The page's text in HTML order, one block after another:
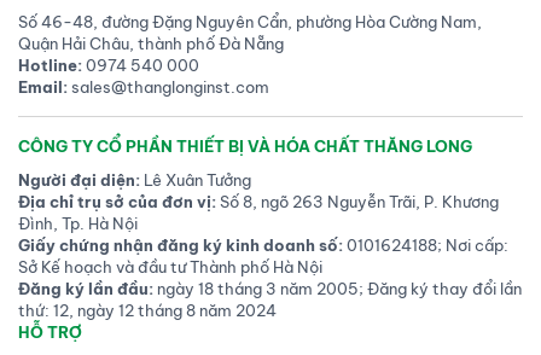
Số 46-48, đường Đặng Nguyên Cẩn, phường Hòa Cường Nam,
Quận Hải Châu, thành phố Đà Nẵng
Hotline:0974 540 000
Email:sales@thanglonginst.com
CÔNG TY CỔ PHẦN THIẾT BỊ VÀ HÓA CHẤT THĂNG LONG
Người đại diện: Lê Xuân Tưởng
Địa chỉ trụ sở của đơn vị:Số 8, ngõ 263 Nguyễn Trãi, P. Khương
Đình, Tp. Hà Nội
Giấy chứng nhận đăng ký kinh doanh số:0101624188; Nơi cấp:
Sở Kế hoạch và đầu tư Thành phố Hà Nội
Đăng ký lần đầu: ngày 18 tháng 3 năm 2005; Đăng ký thay đổi lần
thứ: 12, ngày 12 tháng 8 năm 2024
HỖ TRỢ